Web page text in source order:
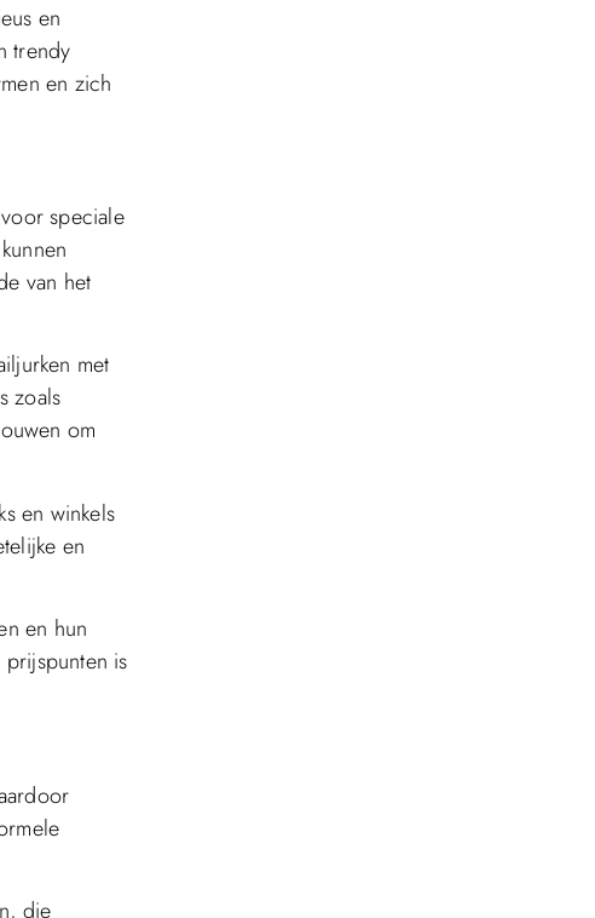
en
trendy
en zich
speciale
van het
met
zoals
om
en winkels
en
en hun
is
die